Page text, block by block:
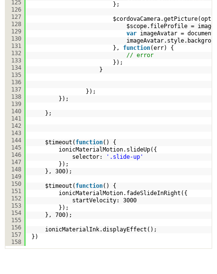
125
126
127
128
129
130
131
132
133
134
135
136
137
138
139
140
141
142
143
144
145
146
147
148
149
150
151
152
153
154
155
156
157
158
};
$scope.fileProfile =
var imageAvatar =
}, function(err) {
// error
});
}
});
});
};
$timeout( function() {
ionicMaterialMotion.slideUp({
selector:
'.slide-up'
});
}, 300);
$timeout( function() {
ionicMaterialMotion.fadeSlideInRight({
startVelocity: 3000
});
}, 700);
ionicMaterialInk.displayEffect();
})